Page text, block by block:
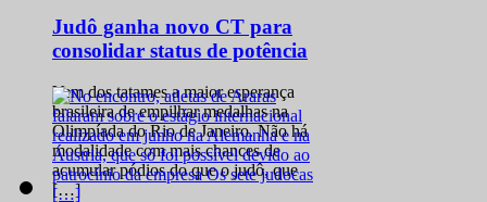
Judô ganha novo CT para
consolidar status de potência
Vem dos tatames a maior esperança
brasileira de empilhar medalhas na
Olimpíada do Rio de Janeiro. Não há
modalidade com mais chances de
acumular pódios do que o judô, que
[…]